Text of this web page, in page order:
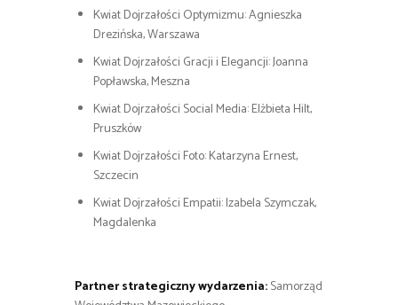
Kwiat Dojrzałości Optymizmu: Agnieszka
Drezińska, Warszawa
Kwiat Dojrzałości Gracji i Elegancji: Joanna
Popławska, Meszna
Kwiat Dojrzałości Social Media: Elżbieta Hilt,
Pruszków
Kwiat Dojrzałości Foto: Katarzyna Ernest,
Szczecin
Kwiat Dojrzałości Empatii: Izabela Szymczak,
Magdalenka
Partner strategiczny wydarzenia:Samorząd